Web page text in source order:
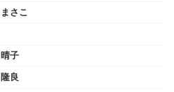
まさこ
晴子
隆良